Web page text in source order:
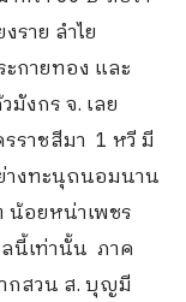
ราย ลำไย
กายทอง และ
งกร จ. เลย
ราชสีมา 1 หวี มี
างทะนุถนอมนาน
น้อยหน่าเพชร
นี้เท่านั้น ภาค
กสวน ส. บุญมี